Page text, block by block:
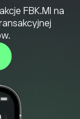
FBK.MI na